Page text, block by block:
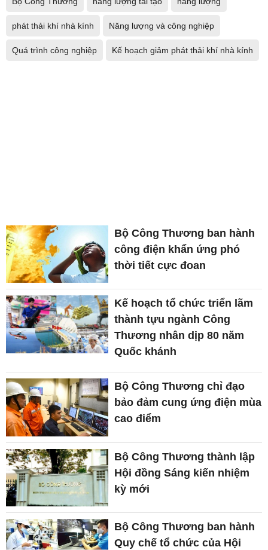
phát thải khí nhà kính Năng lượng và công nghiệp
Quá trình công nghiệp Kế hoạch giảm phát thải khí nhà kính
Bộ Công Thương ban hành
công điện khẩn ứng phó
thời tiết cực đoan
Kế hoạch tổ chức triển lãm
thành tựu ngành Công
Thương nhân dịp 80 năm
Quốc khánh
Bộ Công Thương chỉ đạo
bảo đảm cung ứng điện mùa
cao điểm
Bộ Công Thương thành lập
Hội đồng Sáng kiến nhiệm
kỳ mới
Bộ Công Thương ban hành
Quy chế tổ chức của Hội